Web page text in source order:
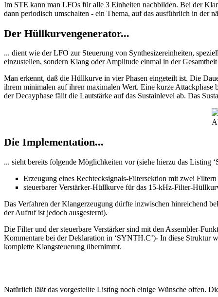
Im STE kann man LFOs für alle 3 Einheiten nachbilden. Bei der
dann periodisch umschalten - ein Thema, auf das ausführlich in der
Der Hüllkurvengenerator...
... dient wie der LFO zur Steuerung von Synthesizereinheiten,
einzustellen, sondern Klang oder Amplitude einmal in der
Man erkennt, daß die Hüllkurve in vier Phasen eingeteilt ist. Die
ihrem minimalen auf ihren maximalen Wert. Eine kurze Attackphase
der Decayphase fällt die Lautstärke auf das Sustainlevel ab. Das
Die Implementation...
... sieht bereits folgende Möglichkeiten vor (siehe hierzu das Listing
Erzeugung eines Rechtecksignals-Filtersektion mit zwei
steuerbarer Verstärker-Hüllkurve für das 15-kHz-Filter-
Das Verfahren der Klangerzeugung dürfte inzwischen hinreichend
der Aufruf ist jedoch ausgesternt).
Die Filter und der steuerbare Verstärker sind mit den Assembler-
Kommentare bei der Deklaration in ‘SYNTH.C’)- In diese Struktur
komplette Klangsteuerung übernimmt.
Natürlich läßt das vorgestellte Listing noch einige Wünsche offen.